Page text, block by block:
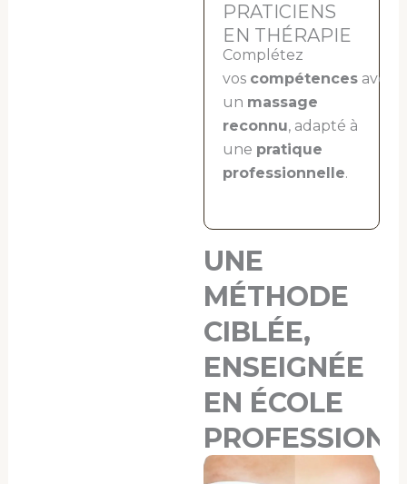
PRATICIENS
EN THÉRAPIE
Complétez
vos compétences avec
un massage
reconnu, adapté à
une pratique
professionnelle.
UNE
MÉTHODE
CIBLÉE,
ENSEIGNÉE
EN ÉCOLE